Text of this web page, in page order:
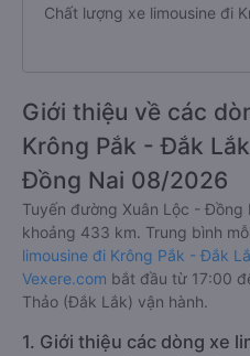
Chất lượng xe limousine đi
Giới thiệu về các
Krông Pắk - Đắk
Đồng Nai 08/2026
Tuyến đường Xuân Lộc -
khoảng 433 km. Trung bình
limousine đi Krông Pắk - Đắk
Vexere.com bắt đầu từ 17:00
Thảo (Đắk Lắk) vận hành.
1. Giới thiệu các dòng xe